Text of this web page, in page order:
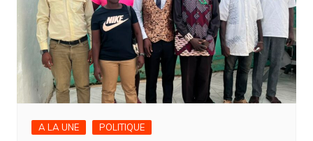
A LA UNE POLITIQUE